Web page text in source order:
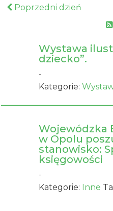
Poprzedni dzień
Wystawa
dziecko”.
-
Kategorie:
Wojewódzka
w Opolu
stanowisko:
księgowości
-
Kategorie: Inne